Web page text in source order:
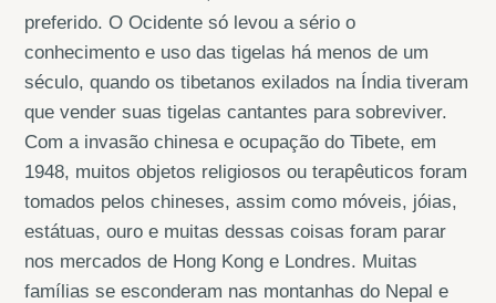
preferido. O Ocidente só levou a sério o
conhecimento e uso das tigelas há menos de um
século, quando os tibetanos exilados na Índia tiveram
que vender suas tigelas cantantes para sobreviver.
Com a invasão chinesa e ocupação do Tibete, em
1948, muitos objetos religiosos ou terapêuticos foram
tomados pelos chineses, assim como móveis, jóias,
estátuas, ouro e muitas dessas coisas foram parar
nos mercados de Hong Kong e Londres. Muitas
famílias se esconderam nas montanhas do Nepal e